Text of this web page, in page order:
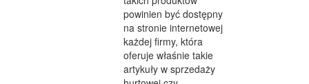
KONTAKT
powinien być dostępny
na stronie internetowej
każdej firmy, która
oferuje właśnie takie
artykuły w sprzedaży